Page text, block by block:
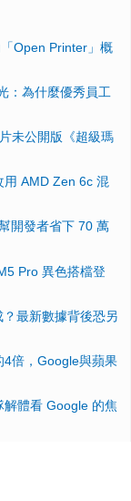
Open Printer」概
：為什麼優秀員工
未公開版《超級瑪
用 AMD Zen 6c 混
開發者省下 70 萬
Pro 異色搭檔登
最新數據背後恐另
4倍，Google與蘋果
體看 Google 的焦